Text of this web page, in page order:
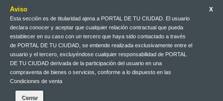
Aviso
Esta sección es de titularidad ajena a PORTAL DE TU CIUDAD. El usuario
declara conocer y aceptar que cualquier relación contractual que pueda
establecer en su caso con un tercero que haya sido contactado a través
de PORTAL DE TU CIUDAD, se entiende realizada exclusivamente entre el
usuario y el tercero, excluyéndose cualquier responsabilidad de PORTAL
DE TU CIUDAD derivada de la participación del usuario en una
compraventa de bienes o servicios, conforme a lo dispuesto en las
Condiciones de venta
X
Iniciar sesión
EUR
Galego
Galego